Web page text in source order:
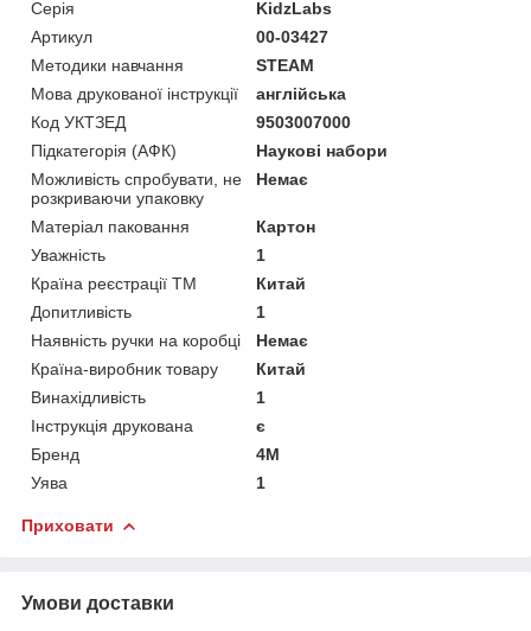
Серія
KidzLabs
Артикул
00-03427
Методики навчання
STEAM
Мова друкованої інструкції
англійська
Код УКТЗЕД
9503007000
Підкатегорія (АФК)
Наукові набори
Можливість спробувати, не
розкриваючи упаковку
Немає
Матеріал паковання
Картон
Уважність
1
Країна реєстрації ТМ
Китай
Допитливість
1
Наявність ручки на коробці
Немає
Країна-виробник товару
Китай
Винахідливість
1
Інструкція друкована
є
Бренд
4M
Уява
1
Приховати
Умови доставки